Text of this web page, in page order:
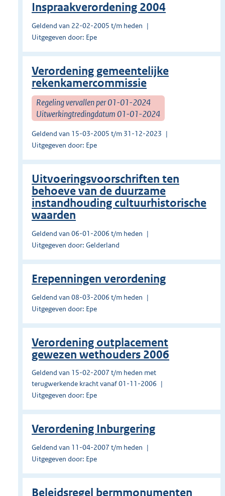
Inspraakverordening 2004
Geldend van 22-02-2005 t/m heden
Uitgegeven door: Epe
Verordening gemeentelijke
rekenkamercommissie
Regeling vervallen per 01-01-2024
Uitwerkingtredingdatum 01-01-2024
Geldend van 15-03-2005 t/m 31-12-2023
Uitgegeven door: Epe
Uitvoeringsvoorschriften ten
behoeve van de duurzame
instandhouding cultuurhistorische
waarden
Geldend van 06-01-2006 t/m heden
Uitgegeven door: Gelderland
Erepenningen verordening
Geldend van 08-03-2006 t/m heden
Uitgegeven door: Epe
Verordening outplacement
gewezen wethouders 2006
Geldend van 15-02-2007 t/m heden met
terugwerkende kracht vanaf 01-11-2006
Uitgegeven door: Epe
Verordening Inburgering
Geldend van 11-04-2007 t/m heden
Uitgegeven door: Epe
Beleidsregel bermmonumenten